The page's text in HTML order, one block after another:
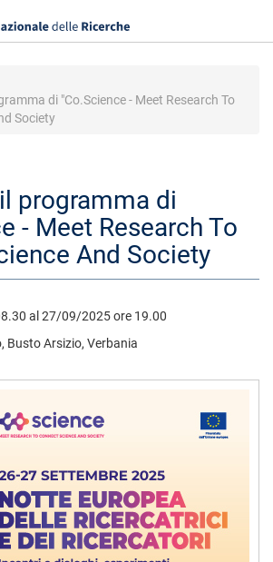
di "Co.Science - Meet Research To
Society
programma di
- Meet Research To
And Society
al 27/09/2025 ore 19.00
Busto Arsizio, Verbania